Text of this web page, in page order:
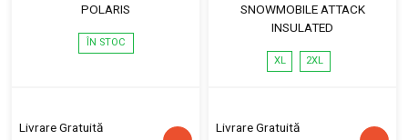
POLARIS
ÎN STOC
Livrare Gratuită
SNOWMOBILE ATTACK
INSULATED
XL 2XL
Livrare Gratuită